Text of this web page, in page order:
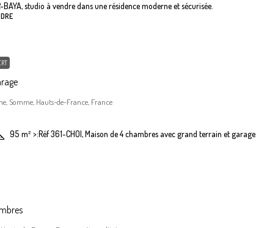
BAYA, studio à vendre dans une résidence moderne et sécurisée.
Somme, Hauts-de-France, France
95 m² >:Réf 361-CHOI, Maison de 4 chambres avec grand terrain et garage.